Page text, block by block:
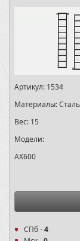
Артикул: 1534
Материалы:
Вес: 15
Модели:
AX600
СПб -4